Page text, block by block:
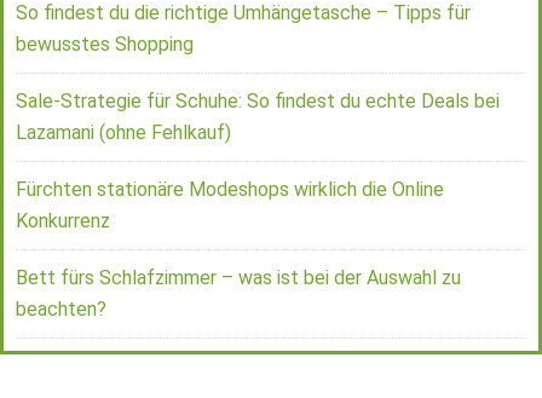
So findest du die richtige Umhängetasche – Tipps für
bewusstes Shopping
Sale-Strategie für Schuhe: So findest du echte Deals bei
Lazamani (ohne Fehlkauf)
Fürchten stationäre Modeshops wirklich die Online
Konkurrenz
Bett fürs Schlafzimmer – was ist bei der Auswahl zu
beachten?